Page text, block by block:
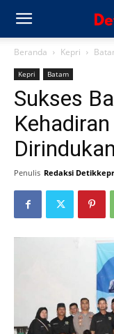
Beranda Kepri
Kepri Batam
Sukses
Penulis Redaksi